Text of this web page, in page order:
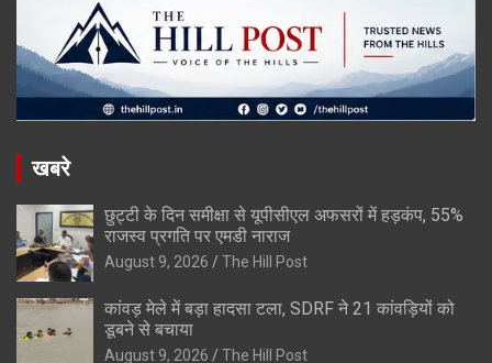
खबरे
छुट्टी के दिन समीक्षा से यूपीसीएल अफसरों में हड़कंप, 55%
राजस्व प्रगति पर एमडी नाराज
August 9, 2026 The Hill Post
कांवड़ मेले में बड़ा हादसा टला, SDRF ने 21 कांवड़ियों को
डूबने से बचाया
August 9, 2026 The Hill Post